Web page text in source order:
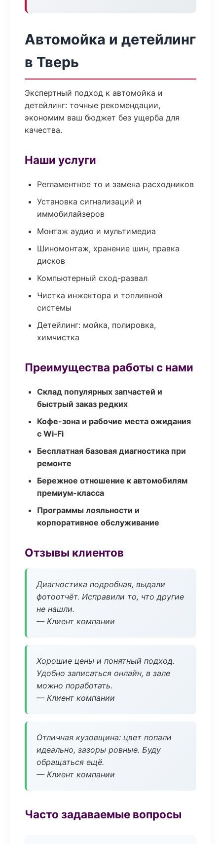
Автомойка и детейлинг
в Тверь
Экспертный подход к автомойка и
детейлинг: точные рекомендации,
экономим ваш бюджет без ущерба для
качества.
Наши услуги
Регламентное то и замена расходников
Установка сигнализаций и
иммобилайзеров
Монтаж аудио и мультимедиа
Шиномонтаж, хранение шин, правка
дисков
Компьютерный сход-развал
Чистка инжектора и топливной
системы
Детейлинг: мойка, полировка,
химчистка
Преимущества работы с нами
Склад популярных запчастей и
быстрый заказ редких
Кофе-зона и рабочие места ожидания
с Wi‑Fi
Бесплатная базовая диагностика при
ремонте
Бережное отношение к автомобилям
премиум-класса
Программы лояльности и
корпоративное обслуживание
Отзывы клиентов
Диагностика подробная, выдали
фотоотчёт. Исправили то, что другие
не нашли.
— Клиент компании
Хорошие цены и понятный подход.
Удобно записаться онлайн, в зале
можно поработать.
— Клиент компании
Отличная кузовщина: цвет попали
идеально, зазоры ровные. Буду
обращаться ещё.
— Клиент компании
Часто задаваемые вопросы